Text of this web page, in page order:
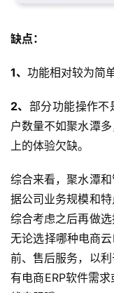
首
e
f
X
分
类
快
讯
Sign in
缺点：
1、 功能相对较为简
2、 部分功能操作不
户数量不如聚水潭
上的体验欠缺。
综合来看，聚水潭
据公司业务规模和
综合考虑之后再做选
无论选择哪种电商
前、售后服务，以
有电商ERP软件需